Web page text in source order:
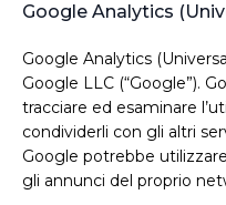
Google Analytics
Google Analytics
Google LLC (“Google”).
tracciare ed esaminare
condividerli con gli altri
Google potrebbe
gli annunci del proprio